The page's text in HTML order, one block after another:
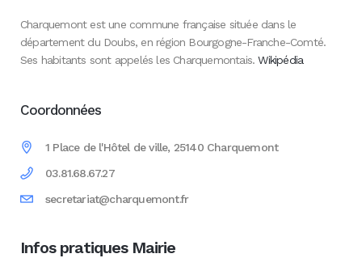
Charquemont est une commune française située dans le
département du Doubs, en région Bourgogne-Franche-Comté.
Ses habitants sont appelés les Charquemontais.Wikipédia
Coordonnées
1 Place de l'Hôtel de ville, 25140 Charquemont
03.81.68.67.27
secretariat@charquemont.fr
Infos pratiques Mairie